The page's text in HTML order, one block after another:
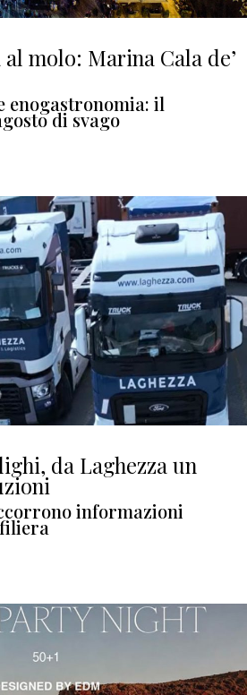
molo: Marina Cala de’
enogastronomia: il
di svago
da Laghezza un
informazioni